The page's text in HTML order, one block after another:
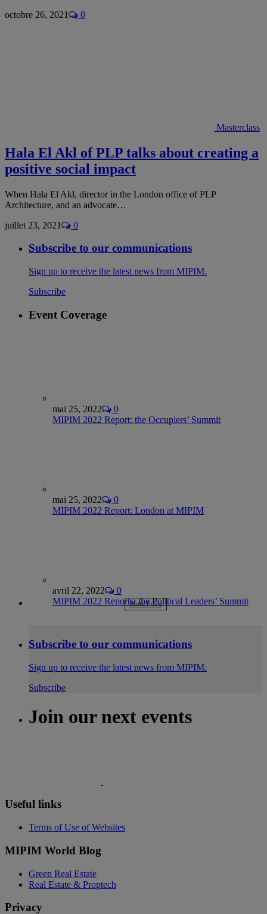
octobre 26, 2021
0
Masterclass
Hala El Akl of PLP talks about creating a
positive social impact
When Hala El Akl, director in the London office of PLP
Architecture, and an advocate…
juillet 23, 2021
0
Subscribe to our communications
Sign up to receive the latest news from MIPIM.
Subscribe
Event Coverage
mai 25, 2022
0
MIPIM 2022 Report: the Occupiers’ Summit
mai 25, 2022
0
MIPIM 2022 Report: London at MIPIM
avril 22, 2022
0
MIPIM 2022 Reports: the Political Leaders’ Summit
More Posts
Subscribe to our communications
Sign up to receive the latest news from MIPIM.
Subscribe
Join our next events
Useful links
Terms of Use of Websites
MIPIM World Blog
Green Real Estate
Real Estate & Proptech
Privacy